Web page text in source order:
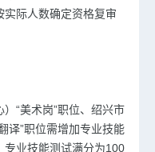
际人数确定资格复审
“美术岗”职位、绍兴市
译”职位需增加专业技能
专业技能测试满分为100